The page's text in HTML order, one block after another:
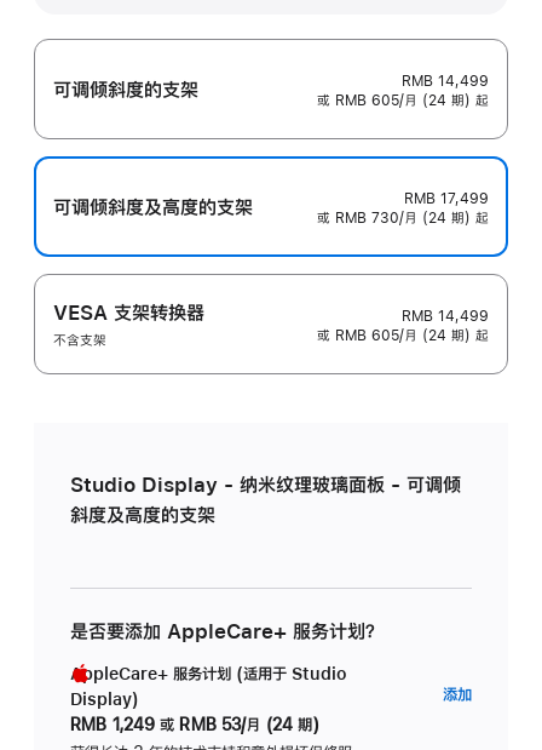
可调倾斜度的支架
RMB 14,499
或 RMB 605/月 (24 期) 起
可调倾斜度及高‍度的支‍架
RMB 17,499
或 RMB 730/月 (24 期) 起
VESA 支架转换器
不含支架
RMB 14,499
或 RMB 605/月 (24 期) 起
Studio Display - 纳米纹理玻璃面板 - 可调倾
斜度及高度的支架
是否要添加 AppleCare+ 服务计划？
AppleCare+ 服务计划 (适用于 Studio
Display)
RMB 1,249 或 RMB 53/月 (24 期)
添加